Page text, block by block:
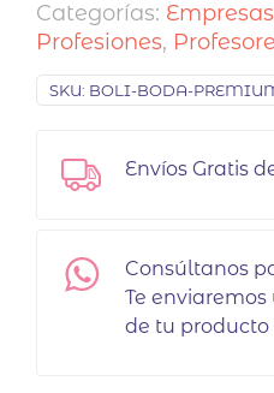
Categorías: Empresas
Profesiones,
SKU: BOLI-BODA-
Envíos Gratis
Consúltanos
Te
de tu producto